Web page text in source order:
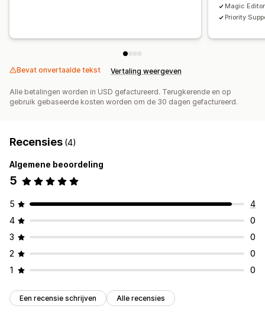
Magic
Priority
Bevat onvertaalde tekst Vertaling weergeven
Alle betalingen worden in USD gefactureerd. Terugkerende en op
gebruik gebaseerde kosten worden om de 30 dagen gefactureerd.
Recensies (4)
Algemene beoordeling
5
5
4
4
0
3
0
2
0
1
0
Een recensie schrijven Alle recensies